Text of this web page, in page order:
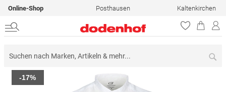
Online-Shop Posthausen Kaltenkirchen
Zum
Ende
-17%